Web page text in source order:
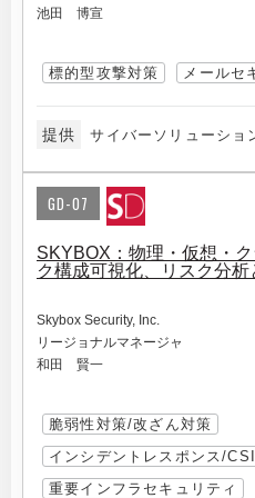
池田 博宣
標的型攻撃対策 メールセ
提供 サイバーソリューショ
GD-07
SKYBOX：物理・仮想・
ク構成可視化、リスク分
Skybox Security, Inc.
リージョナルマネージャ
和田 賢一
脆弱性対策/改ざん対策
インシデントレスポンス/
重要インフラセキュリティ